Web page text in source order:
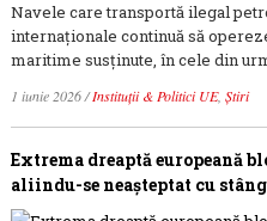
Navele care transportă ilegal
internaționale continuă să
maritime susținute, în cele din
1 iunie 2026/Instituții & Politici UE, Știri
Extrema dreaptă europeană
aliindu-se neașteptat cu